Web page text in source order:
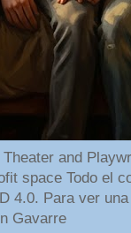
and
space Todo el
4.0. Para ver
Gavarre